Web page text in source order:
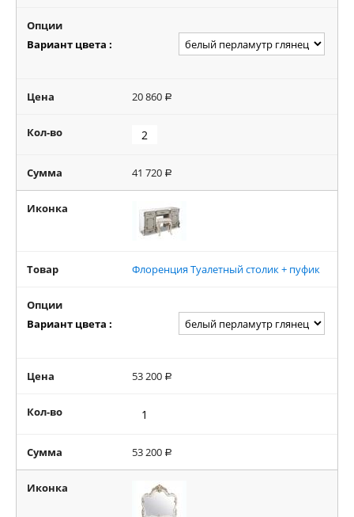
Опции
Вариант цвета :
Цена 20 860 Р
Кол-во
Сумма 41 720 Р
Иконка
Товар Флоренция Туалетный столик + пуфик
Опции
Вариант цвета :
Цена 53 200 Р
Кол-во
Сумма 53 200 Р
Иконка